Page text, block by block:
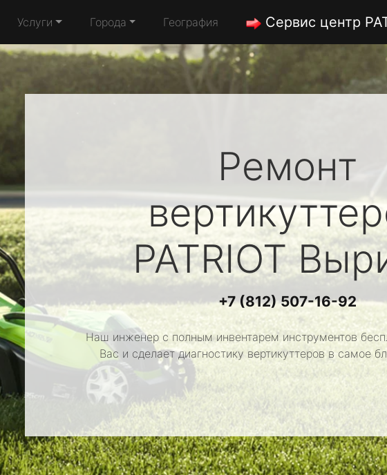
Услуги Города География Сервис центр
Ремонт
PATRIOT
+7 (812) 507-16-92
Наш инженер с полным инвентарем инструментов
Вас и сделает диагностику вертикуттеров в самое